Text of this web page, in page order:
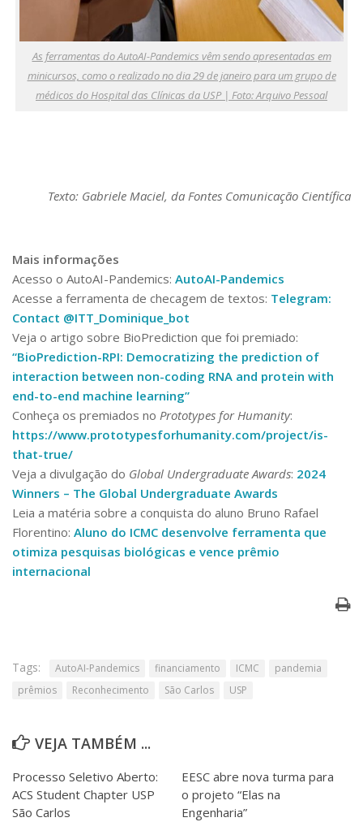
As ferramentas do AutoAI-Pandemics vêm sendo apresentadas em
minicursos, como o realizado no dia 29 de janeiro para um grupo de
médicos do Hospital das Clínicas da USP | Foto: Arquivo Pessoal
Texto: Gabriele Maciel, da Fontes Comunicação Científica
Mais informações
Acesso o AutoAI-Pandemics: AutoAI-Pandemics
Acesse a ferramenta de checagem de textos: Telegram:
Contact @ITT_Dominique_bot
Veja o artigo sobre BioPrediction que foi premiado:
“BioPrediction-RPI: Democratizing the prediction of
interaction between non-coding RNA and protein with
end-to-end machine learning”
Conheça os premiados no Prototypes for Humanity:
https://www.prototypesforhumanity.com/project/is-
that-true/
Veja a divulgação do Global Undergraduate Awards: 2024
Winners – The Global Undergraduate Awards
Leia a matéria sobre a conquista do aluno Bruno Rafael
Florentino: Aluno do ICMC desenvolve ferramenta que
otimiza pesquisas biológicas e vence prêmio
internacional
Tags: AutoAI-Pandemics financiamento ICMC
pandemia
prêmios
Reconhecimento São Carlos USP
VEJA TAMBÉM ...
Processo Seletivo Aberto:
ACS Student Chapter USP
São Carlos
EESC abre nova turma para
o projeto “Elas na
Engenharia”